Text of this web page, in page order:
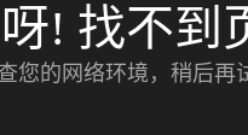
! 找不到
您的网络环境，稍后再